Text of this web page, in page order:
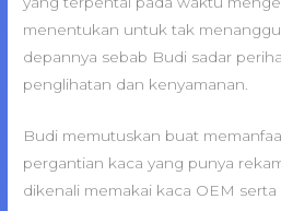
menentukan untuk tak
depannya sebab Budi sadar
penglihatan dan kenyamanan.
Budi memutuskan buat
pergantian kaca yang punya
dikenali memakai kaca OEM